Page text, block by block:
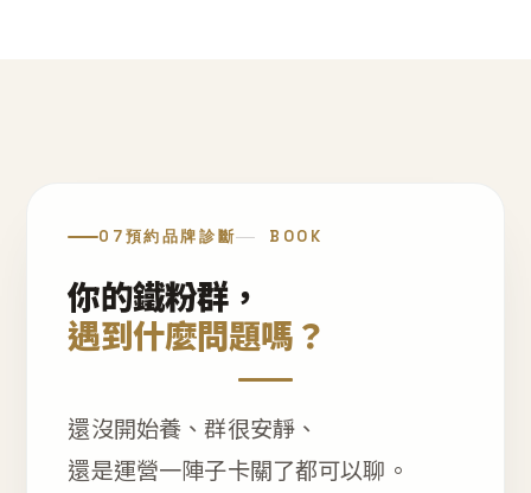
07預約品牌診斷 BOOK
你的鐵粉群，
遇到什麼問題嗎？
還沒開始養、群很安靜、
還是運營一陣子卡關了都可以聊。